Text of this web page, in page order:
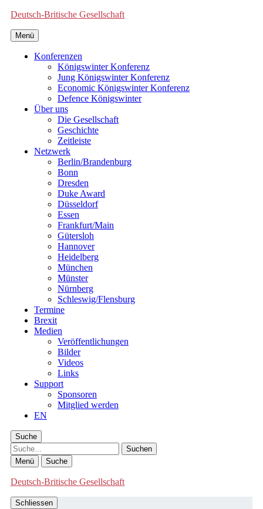
Deutsch-Britische Gesellschaft
Menü
Konferenzen
Königswinter Konferenz
Jung Königswinter Konferenz
Economic Königswinter Konferenz
Defence Königswinter
Über uns
Die Gesellschaft
Geschichte
Zeitleiste
Netzwerk
Berlin/Brandenburg
Bonn
Dresden
Duke Award
Düsseldorf
Essen
Frankfurt/Main
Gütersloh
Hannover
Heidelberg
München
Münster
Nürnberg
Schleswig/Flensburg
Termine
Brexit
Medien
Veröffentlichungen
Bilder
Videos
Links
Support
Sponsoren
Mitglied werden
EN
Suche
Suche
Menü Suche
Deutsch-Britische Gesellschaft
Schliessen